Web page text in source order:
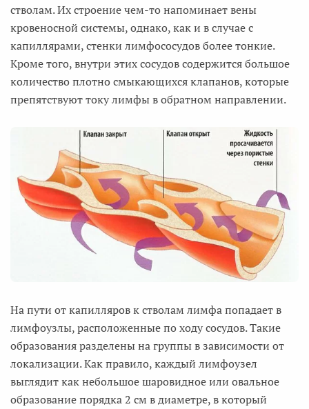
стволам. Их строение чем-то напоминает вены
кровеносной системы, однако, как и в случае с
капиллярами, стенки лимфососудов более тонкие.
Кроме того, внутри этих сосудов содержится большое
количество плотно смыкающихся клапанов, которые
препятствуют току лимфы в обратном направлении.
На пути от капилляров к стволам лимфа попадает в
лимфоузлы, расположенные по ходу сосудов. Такие
образования разделены на группы в зависимости от
локализации. Как правило, каждый лимфоузел
выглядит как небольшое шаровидное или овальное
образование порядка 2 см в диаметре, в который